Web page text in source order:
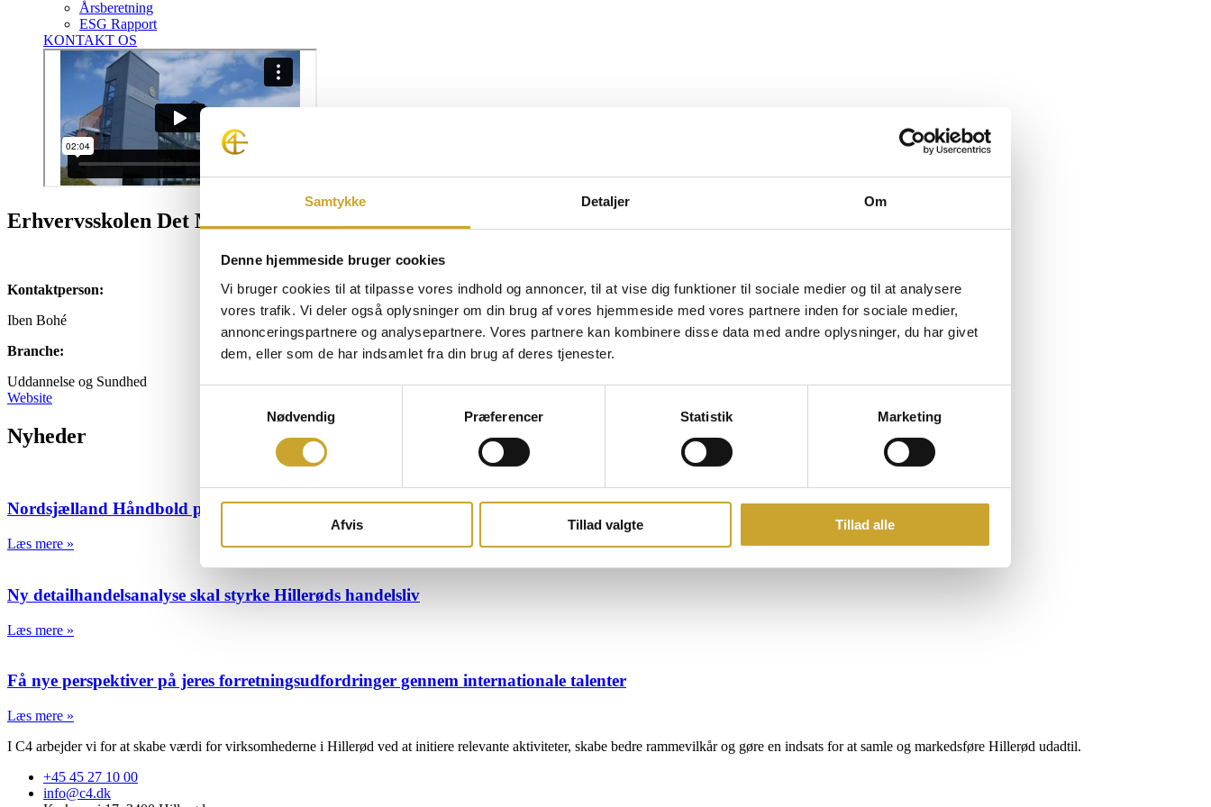
Samtykke Detaljer Om
Denne hjemmeside bruger cookies
Vi bruger cookies til at tilpasse vores indhold og annoncer, til at vise dig funktioner til sociale medier og til at analysere
vores trafik. Vi deler også oplysninger om din brug af vores hjemmeside med vores partnere inden for sociale medier,
annonceringspartnere og analysepartnere. Vores partnere kan kombinere disse data med andre oplysninger, du har givet
dem, eller som de har indsamlet fra din brug af deres tjenester.
Nødvendig
Præferencer Statistik Marketing
Afvis Tillad valgte Tillad alle
Årsberetning
ESG Rapport
KONTAKT OS
Erhvervsskolen Det Musiske Kompagni
Kontaktperson:
Iben Bohé
Branche:
Uddannelse og Sundhed
Website
Nyheder
Nordsjælland Håndbold præsenterer nyt trænerteam og styrker talentudviklingen
Læs mere »
Ny detailhandelsanalyse skal styrke Hillerøds handelsliv
Læs mere »
Få nye perspektiver på jeres forretningsudfordringer gennem internationale talenter
Læs mere »
I C4 arbejder vi for at skabe værdi for virksomhederne i Hillerød ved at initiere relevante aktiviteter, skabe bedre rammevilkår og gøre en indsats for at samle og markedsføre Hillerød udadtil.
+45 45 27 10 00
info@c4.dk